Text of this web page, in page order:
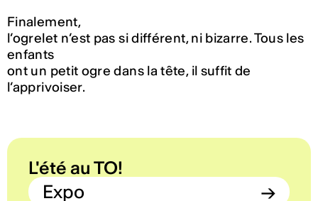
Finalement,
l’ogrelet n’est pas si différent, ni bizarre. Tous les
enfants
ont un petit ogre dans la tête, il suffit de
l’apprivoiser.
L'été au TO!
Expo
→